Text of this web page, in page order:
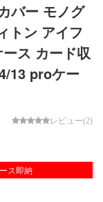
バー モノグ
トン アイフ
ス カード収
13 proケー
レビュー(2)
ス即納